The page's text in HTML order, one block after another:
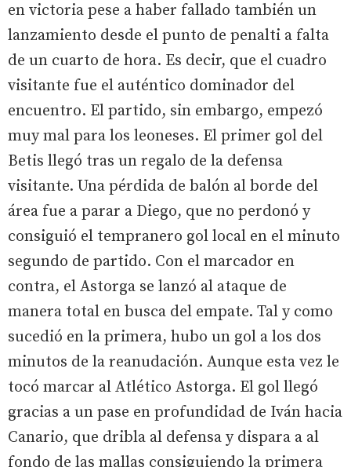
en victoria pese a haber fallado también un
lanzamiento desde el punto de penalti a falta
de un cuarto de hora. Es decir, que el cuadro
visitante fue el auténtico dominador del
encuentro. El partido, sin embargo, empezó
muy mal para los leoneses. El primer gol del
Betis llegó tras un regalo de la defensa
visitante. Una pérdida de balón al borde del
área fue a parar a Diego, que no perdonó y
consiguió el tempranero gol local en el minuto
segundo de partido. Con el marcador en
contra, el Astorga se lanzó al ataque de
manera total en busca del empate. Tal y como
sucedió en la primera, hubo un gol a los dos
minutos de la reanudación. Aunque esta vez le
tocó marcar al Atlético Astorga. El gol llegó
gracias a un pase en profundidad de Iván hacia
Canario, que dribla al defensa y dispara a al
fondo de las mallas consiguiendo la primera